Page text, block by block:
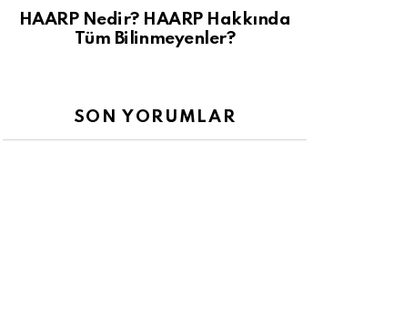
HAARP Nedir? HAARP Hakkında
Tüm Bilinmeyenler?
SON YORUMLAR